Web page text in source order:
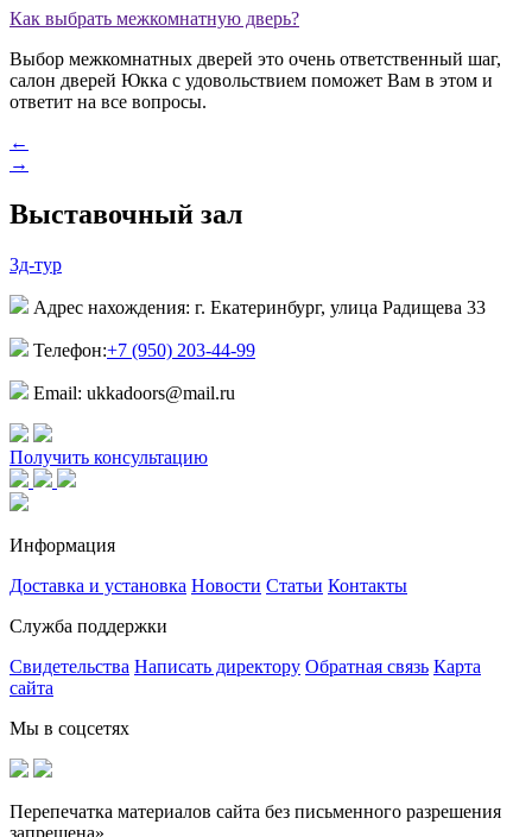
Как выбрать межкомнатную дверь?
Выбор межкомнатных дверей это очень ответственный шаг,
салон дверей Юкка с удовольствием поможет Вам в этом и
ответит на все вопросы.
←
→
Выставочный зал
3д-тур
Адрес нахождения: г. Екатеринбург, улица Радищева 33
Телефон:+7 (950) 203-44-99
Email: ukkadoors@mail.ru
Получить консультацию
Информация
Доставка и установка Новости Статьи Контакты
Служба поддержки
Свидетельства Написать директору Обратная связь Карта
сайта
Мы в соцсетях
Перепечатка материалов сайта без письменного разрешения
запрещена»